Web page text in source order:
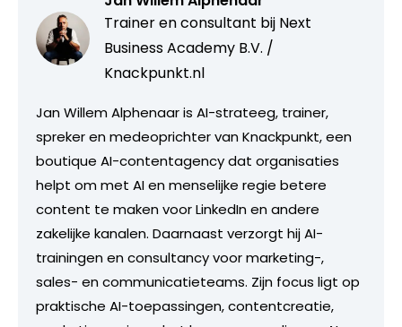
Trainer en consultant bij Next
Business Academy B.V. /
Knackpunkt.nl
Jan Willem Alphenaar is AI-strateeg, trainer,
spreker en medeoprichter van Knackpunkt, een
boutique AI-contentagency dat organisaties
helpt om met AI en menselijke regie betere
content te maken voor LinkedIn en andere
zakelijke kanalen. Daarnaast verzorgt hij AI-
trainingen en consultancy voor marketing-,
sales- en communicatieteams. Zijn focus ligt op
praktische AI-toepassingen, contentcreatie,